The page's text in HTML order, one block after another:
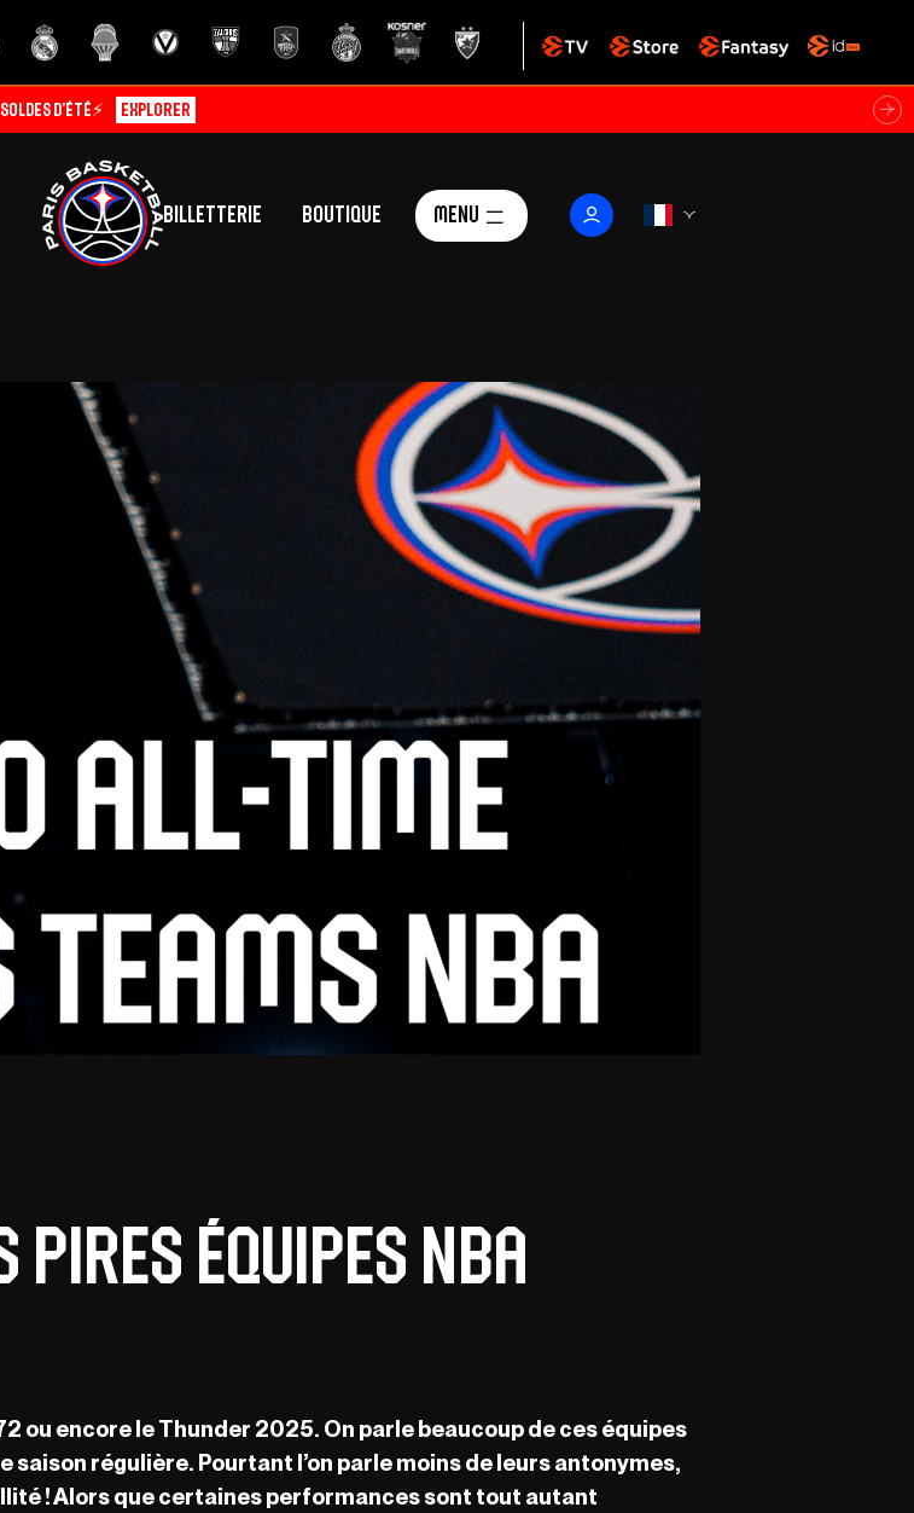
EARLY BIRD 26/27🔥 Découvrir
Billetterie Boutique Menu
Présentation
La vie au centre
Actualités
Histoire
Foundation
Parisii
Volontaires
ON RECRUTE
Adidas Arena
Arena Tour
Événements et séminaires
Entertainment
FAQ
Partenaires
Devenir partenaire
Business Club
pires équipes NBA
ou encore le Thunder 2025. On parle beaucoup de ces équipes
saison régulière. Pourtant l’on parle moins de leurs antonymes,
! Alors que certaines performances sont tout autant